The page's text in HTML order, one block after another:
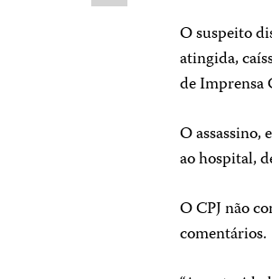
O suspeito
atingida,
de Imprensa
O
ao hospital,
O CPJ não
comentários.